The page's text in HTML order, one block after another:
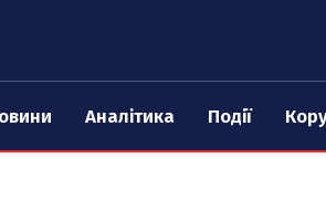
Аналітика Події